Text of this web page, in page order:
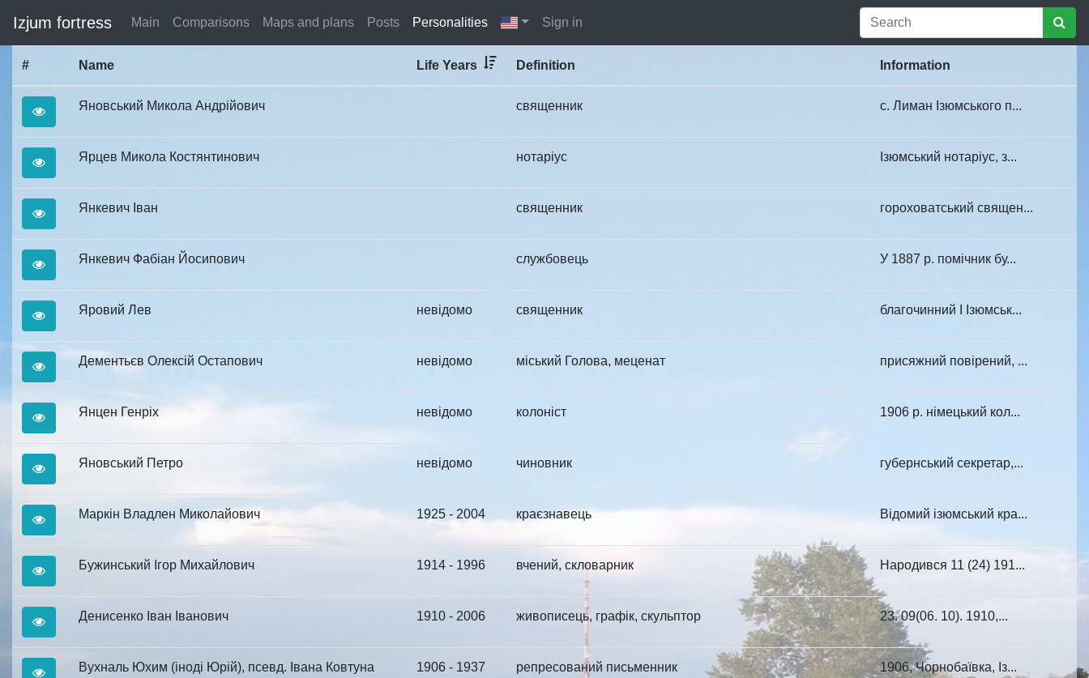
Izjum fortress Main Comparisons Maps and plans Posts Personalities Sign in
# Name Life Years Definition Information
Яновський Микола Андрійович священник с. Лиман Ізюмського п...
Ярцев Микола Костянтинович нотаріус Ізюмський нотаріус, з...
Янкевич Іван священник гороховатський священ...
Янкевич Фабіан Йосипович службовець У 1887 р. помічник бу...
Яровий Лев невідомо священник благочинний І Ізюмськ...
Дементьєв Олексій Остапович невідомо міський Голова, меценат присяжний повірений, ...
Янцен Генріх невідомо колоніст 1906 р. німецький кол...
Яновський Петро невідомо чиновник губернський секретар,...
Маркін Владлен Миколайович 1925 - 2004 краєзнавець Відомий ізюмський кра...
Бужинський Ігор Михайлович 1914 - 1996 вчений, скловарник Народився 11 (24) 191...
Денисенко Іван Іванович 1910 - 2006 живописець, графік, скульптор 23. 09(06. 10). 1910,...
Вухналь Юхим (іноді Юрій), псевд. Івана Ковтуна 1906 - 1937 репресований письменник 1906, Чорнобаївка, Із...